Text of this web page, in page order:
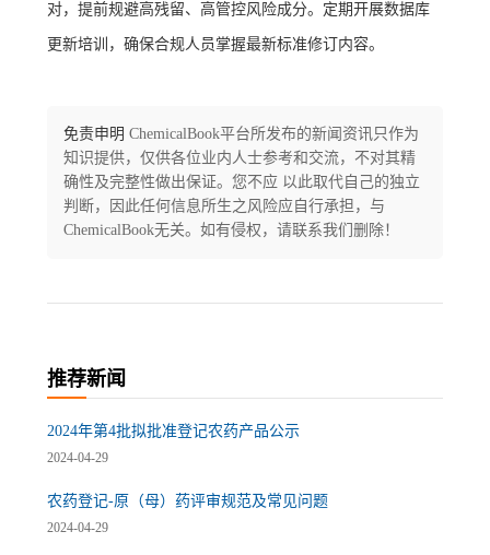
对，提前规避高残留、高管控风险成分。定期开展数据库
更新培训，确保合规人员掌握最新标准修订内容。
免责申明 ChemicalBook平台所发布的新闻资讯只作为
知识提供，仅供各位业内人士参考和交流，不对其精
确性及完整性做出保证。您不应 以此取代自己的独立
判断，因此任何信息所生之风险应自行承担，与
ChemicalBook无关。如有侵权，请联系我们删除！
推荐新闻
2024年第4批拟批准登记农药产品公示
2024-04-29
农药登记-原（母）药评审规范及常见问题
2024-04-29